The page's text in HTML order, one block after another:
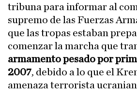
tribuna para informar al
supremo de las Fuerzas
que las tropas estaban
comenzar la marcha que
armamento pesado por
2007, debido a lo que el
amenaza terrorista